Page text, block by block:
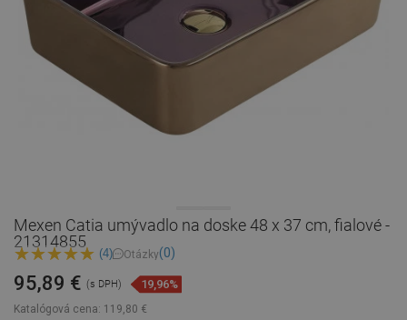
Mexen Catia umývadlo na doske 48 x 37 cm, fialové -
21314855
(4) Otázky(0)
Katalógová cena: 119,80 €
95,89 € (s DPH) 19,96%